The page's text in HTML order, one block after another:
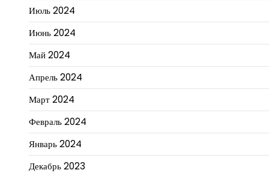
Июль 2024
Июнь 2024
Май 2024
Апрель 2024
Март 2024
Февраль 2024
Январь 2024
Декабрь 2023